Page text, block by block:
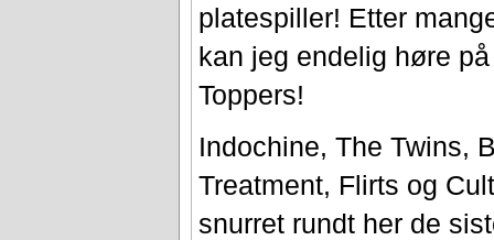
platespiller! Etter
kan jeg endelig høre
Toppers!
Indochine, The Twins,
Treatment, Flirts og
snurret rundt her de